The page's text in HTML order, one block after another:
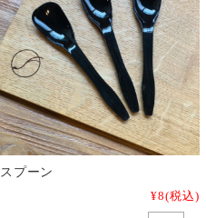
スプーン
¥8(税込)